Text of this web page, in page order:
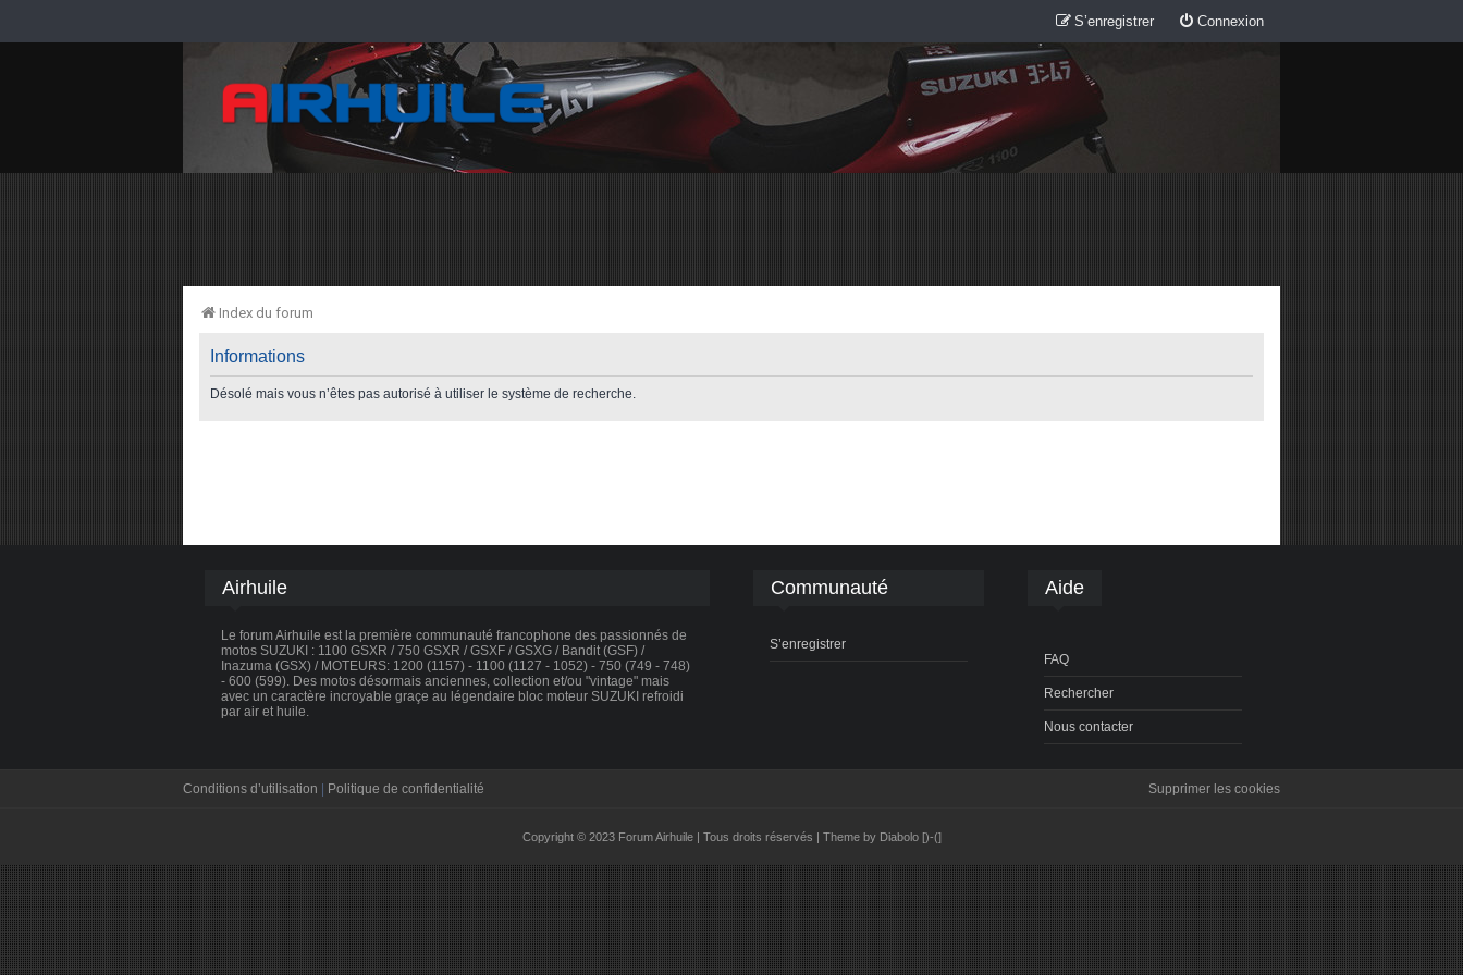
Connexion
S’enregistrer
Index du forum
Informations
Désolé mais vous n’êtes pas autorisé à utiliser le système de recherche.
Airhuile
Le forum Airhuile est la première communauté francophone des passionnés de
motos SUZUKI : 1100 GSXR / 750 GSXR / GSXF / GSXG / Bandit (GSF) /
Inazuma (GSX) / MOTEURS: 1200 (1157) - 1100 (1127 - 1052) - 750 (749 - 748)
- 600 (599). Des motos désormais anciennes, collection et/ou "vintage" mais
avec un caractère incroyable graçe au légendaire bloc moteur SUZUKI refroidi
par air et huile.
Communauté
S’enregistrer
Aide
FAQ
Rechercher
Nous contacter
Conditions d’utilisation Politique de confidentialité Supprimer les cookies
Copyright © 2023 Forum Airhuile | Tous droits réservés | Theme by Diabolo [)-(]